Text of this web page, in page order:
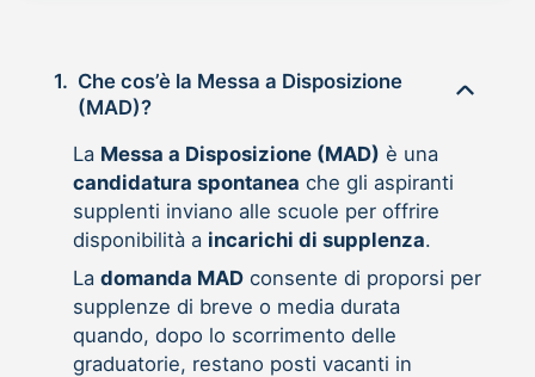
1. Che cos’è la Messa a Disposizione
(MAD)?
La Messa a Disposizione (MAD) è una
candidatura spontanea che gli aspiranti
supplenti inviano alle scuole per offrire
disponibilità a incarichi di supplenza.
La domanda MADconsente di proporsi per
supplenze di breve o media durata
quando, dopo lo scorrimento delle
graduatorie, restano posti vacanti in